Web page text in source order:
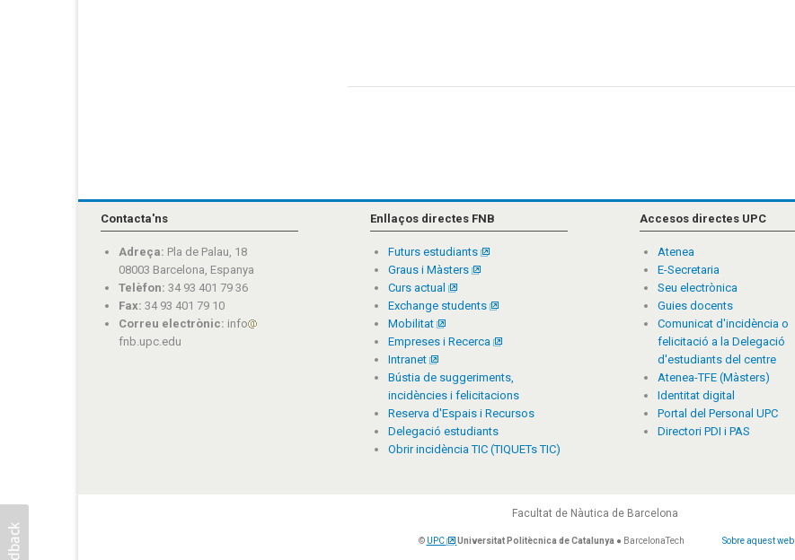
Contacta'ns
Adreça: Pla de Palau, 18
08003 Barcelona, Espanya
Telèfon: 34 93 401 79 36
Fax: 34 93 401 79 10
Correu electrònic: info
fnb.upc.edu
Enllaços directes FNB
Futurs estudiants
Graus i Màsters
Curs actual
Exchange students
Mobilitat
Empreses i Recerca
Intranet
Bústia de suggeriments,
incidències i felicitacions
Reserva d'Espais i Recursos
Delegació estudiants
Obrir incidència TIC (TIQUETs TIC)
Accesos directes UPC
Atenea
E-Secretaria
Seu electrònica
Guies docents
Comunicat d'incidència o
felicitació a la Delegació
d'estudiants del centre
Atenea-TFE (Màsters)
Identitat digital
Portal del Personal UPC
Directori PDI i PAS
Facultat de Nàutica de Barcelona
© UPC Universitat Politècnica de Catalunya ● BarcelonaTech Sobre aquest web